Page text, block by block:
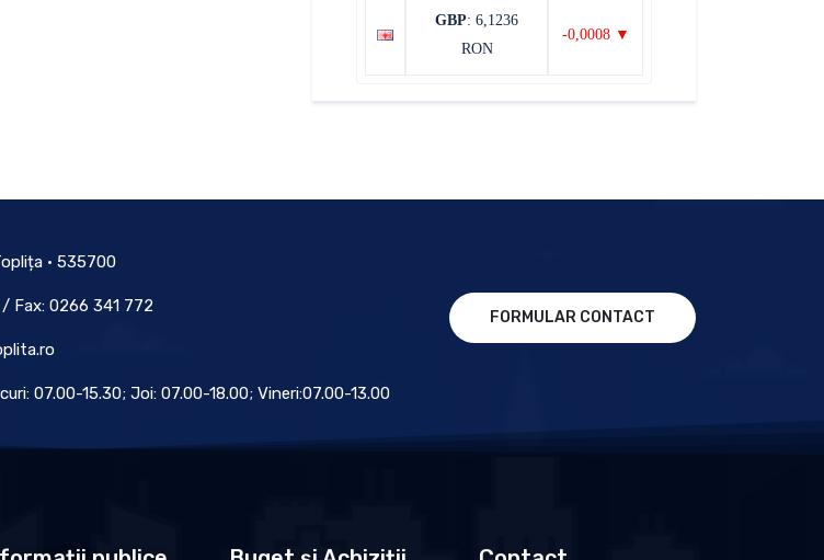
GBP: 6,1236
RON
-0,0008 ▼
• 535700
Fax: 0266 341 772
07.00-15.30; Joi: 07.00-18.00; Vineri:07.00-13.00
FORMULAR CONTACT